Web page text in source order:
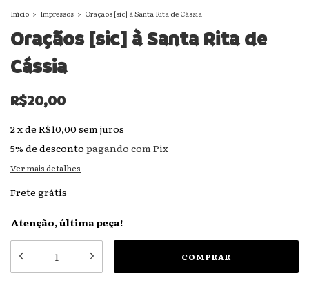
Início > Impressos > Oraçãos [sic] à Santa Rita de Cássia
Oraçãos [sic] à Santa Rita de
Cássia
R$20,00
2xde R$10,00 sem juros
5% de desconto pagando com Pix
Ver mais detalhes
Frete grátis
Atenção, última peça!